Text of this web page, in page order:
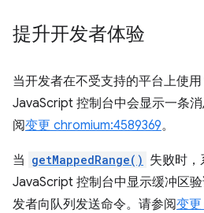
提升开发者体验
当开发者在不受支持的平台上使
JavaScript 控制台中会显示一条
阅变更 chromium:4589369。
当 getMappedRange() 失败时
JavaScript 控制台中显示缓冲区
发者向队列发送命令。请参阅变